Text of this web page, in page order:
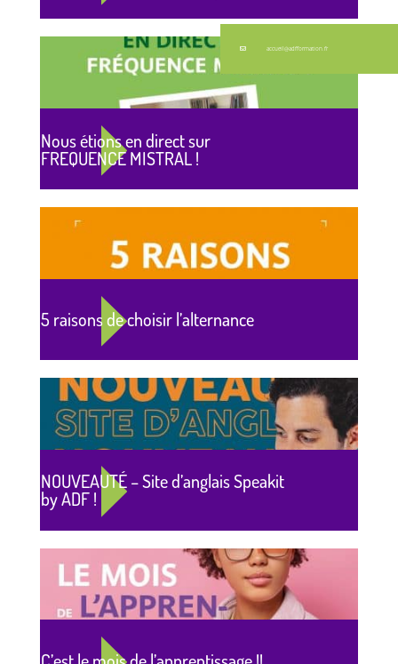
Nous étions en direct sur
FREQUENCE MISTRAL !
5 raisons de choisir l’alternance
NOUVEAUTÉ – Site d’anglais Speakit
by ADF !
accueil@adfformation.fr